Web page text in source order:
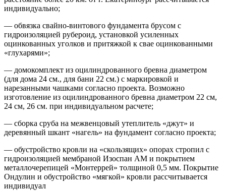
индивидуально;
— обвязка свайно-винтового фундамента брусом с
гидроизоляцией рубероид, установкой усиленных
оцинкованных уголков и притяжкой к свае оцинкованными
«глухарями»;
— домокомплект из оцилиндрованного бревна диаметром
(для дома 24 см., для бани 22 см.) с маркировкой и
нарезанными чашками согласно проекта. Возможно
изготовление из оцилиндрованного бревна диаметром 22 см,
24 см, 26 см. при индивидуальном расчете;
— сборка сруба на межвенцовый утеплитель «джут» и
деревянный шкант «нагель» на фундамент согласно проекта;
— обустройство кровли на «скользящих» опорах стропил с
гидроизоляцией мембраной Изоспан АМ и покрытием
металлочерепицей «Монтеррей» толщиной 0,5 мм. Покрытие
Ондулин и обустройство «мягкой» кровли рассчитывается
индивидуал